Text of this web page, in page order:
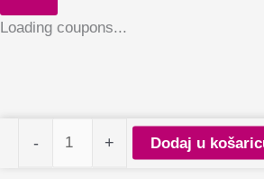
Loading coupons...
- + Dodaj u